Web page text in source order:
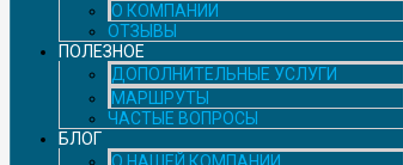
О КОМПАНИИ
ОТЗЫВЫ
ПОЛЕЗНОЕ
ДОПОЛНИТЕЛЬНЫЕ УСЛУГИ
МАРШРУТЫ
ЧАСТЫЕ ВОПРОСЫ
БЛОГ